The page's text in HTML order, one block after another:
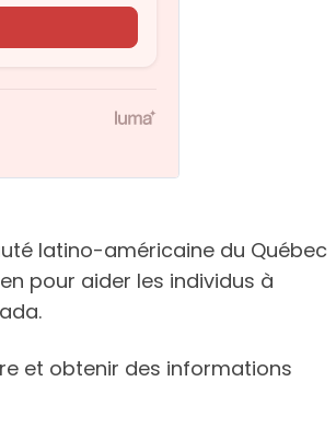
latino-américaine du Québec
pour aider les individus à
et obtenir des informations